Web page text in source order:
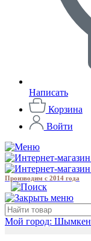
Написать
Корзина
Войти
Производим с 2014 года
Мой город: